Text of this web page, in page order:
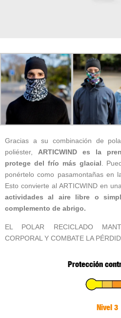
Gracias a su combinación de
poliéster, ARTICWIND es la
protege del frío más glacial .
ponértelo como pasamontañas en
Esto convierte al ARTICWIND en
actividades al aire libre o
complemento de abrigo.
EL POLAR RECICLADO
CORPORAL Y COMBATE LA
Protección
Nivel 3